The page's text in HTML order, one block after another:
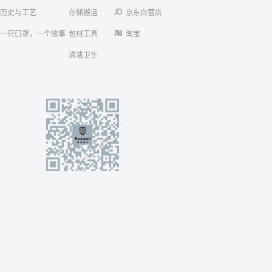
历史与工艺
一只口罩，一个故事
存储搬运
包材工具
清洁卫生
京东自营店
淘宝